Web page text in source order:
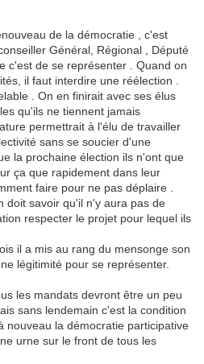
de la démocratie , c'est
Général, Régional , Député
c'est de se représenter . Quand on
il faut interdire une réélection .
. On en finirait avec ses élus
qu'ils ne tiennent jamais
permettrait à l'élu de travailler
sans se soucier d'une
la prochaine élection ils n'ont que
ça que rapidement dans leur
faire pour ne pas déplaire .
doit savoir qu'il n'y aura pas de
respecter le projet pour lequel ils
il a mis au rang du mensonge son
légitimité pour se représenter.
les mandats devront être un peu
sans lendemain c'est la condition
nouveau la démocratie participative
urne sur le front de tous les